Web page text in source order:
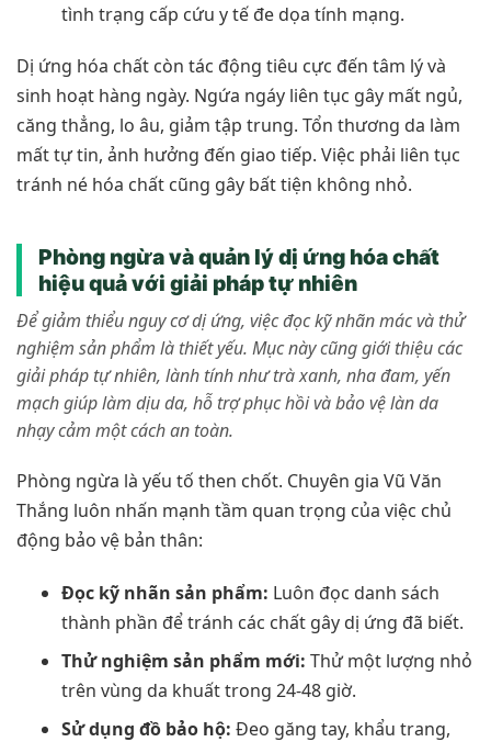
tình trạng cấp cứu y tế đe dọa tính mạng.
Dị ứng hóa chất còn tác động tiêu cực đến tâm lý và
sinh hoạt hàng ngày. Ngứa ngáy liên tục gây mất ngủ,
căng thẳng, lo âu, giảm tập trung. Tổn thương da làm
mất tự tin, ảnh hưởng đến giao tiếp. Việc phải liên tục
tránh né hóa chất cũng gây bất tiện không nhỏ.
Phòng ngừa và quản lý dị ứng hóa chất
hiệu quả với giải pháp tự nhiên
Để giảm thiểu nguy cơ dị ứng, việc đọc kỹ nhãn mác và thử
nghiệm sản phẩm là thiết yếu. Mục này cũng giới thiệu các
giải pháp tự nhiên, lành tính như trà xanh, nha đam, yến
mạch giúp làm dịu da, hỗ trợ phục hồi và bảo vệ làn da
nhạy cảm một cách an toàn.
Phòng ngừa là yếu tố then chốt. Chuyên gia Vũ Văn
Thắng luôn nhấn mạnh tầm quan trọng của việc chủ
động bảo vệ bản thân:
Đọc kỹ nhãn sản phẩm: Luôn đọc danh sách
thành phần để tránh các chất gây dị ứng đã biết.
Thử nghiệm sản phẩm mới: Thử một lượng nhỏ
trên vùng da khuất trong 24-48 giờ.
Sử dụng đồ bảo hộ: Đeo găng tay, khẩu trang,